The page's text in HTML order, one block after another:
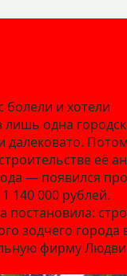
болели и хотели
лишь одна
далековато.
её
— появился
140 000 рублей.
постановила:
зодчего города
фирму